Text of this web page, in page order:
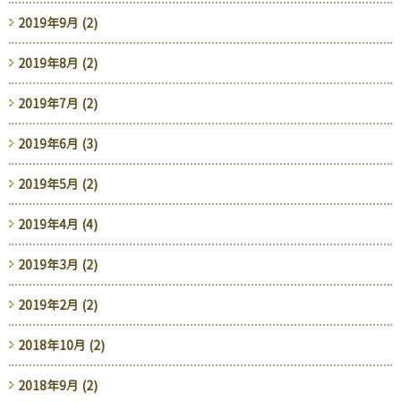
2019年9月 (2)
2019年8月 (2)
2019年7月 (2)
2019年6月 (3)
2019年5月 (2)
2019年4月 (4)
2019年3月 (2)
2019年2月 (2)
2018年10月 (2)
2018年9月 (2)